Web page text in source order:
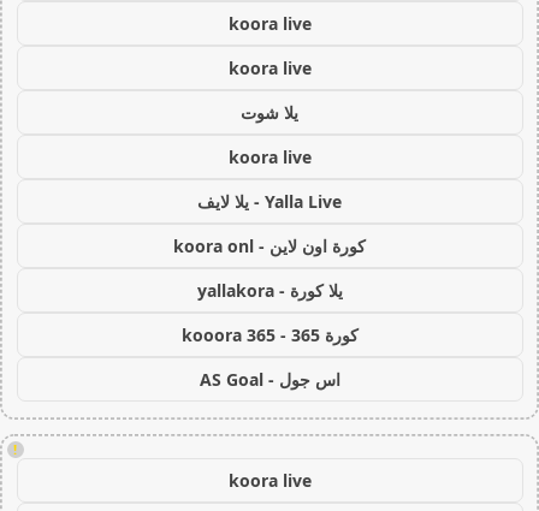
koora live
koora live
يلا شوت
koora live
Yalla Live - يلا لايف
كورة اون لاين - koora onl
يلا كورة - yallakora
كورة 365 - kooora 365
اس جول - AS Goal
!
koora live